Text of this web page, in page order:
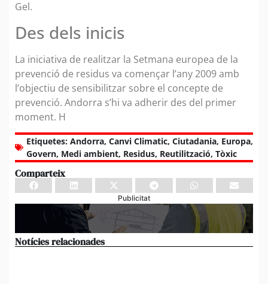
Gel.
Des dels inicis
La iniciativa de realitzar la Setmana europea de la
prevenció de residus va començar l’any 2009 amb
l’objectiu de sensibilitzar sobre el concepte de
prevenció. Andorra s’hi va adherir des del primer
moment. H
Etiquetes: Andorra, Canvi Climatic, Ciutadania, Europa,
Govern, Medi ambient, Residus, Reutilització, Tòxic
Comparteix
Publicitat
Notícies relacionades